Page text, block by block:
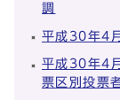
調
平成30年4
平成30年4
票区別投票